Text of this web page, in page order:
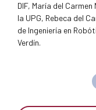
DIF, María del
la UPG, Rebeca del
de Ingeniería en
Verdín.